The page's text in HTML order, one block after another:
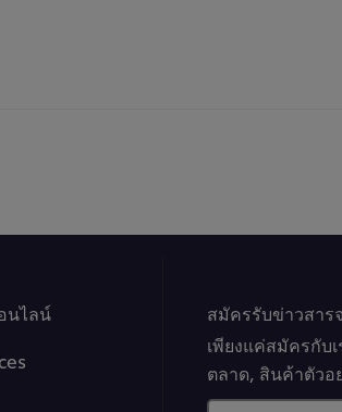
นไลน์
สมัครรับข่าวสาร
เพียงแค่สมัครกับ
ตลาด, สินค้าตัวอ